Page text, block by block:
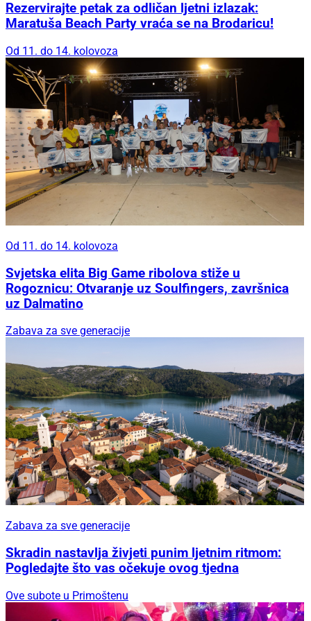
Rezervirajte petak za odličan ljetni izlazak:
Maratuša Beach Party vraća se na Brodaricu!
Od 11. do 14. kolovoza
Od 11. do 14. kolovoza
Svjetska elita Big Game ribolova stiže u
Rogoznicu: Otvaranje uz Soulfingers, završnica
uz Dalmatino
Zabava za sve generacije
Zabava za sve generacije
Skradin nastavlja živjeti punim ljetnim ritmom:
Pogledajte što vas očekuje ovog tjedna
Ove subote u Primoštenu